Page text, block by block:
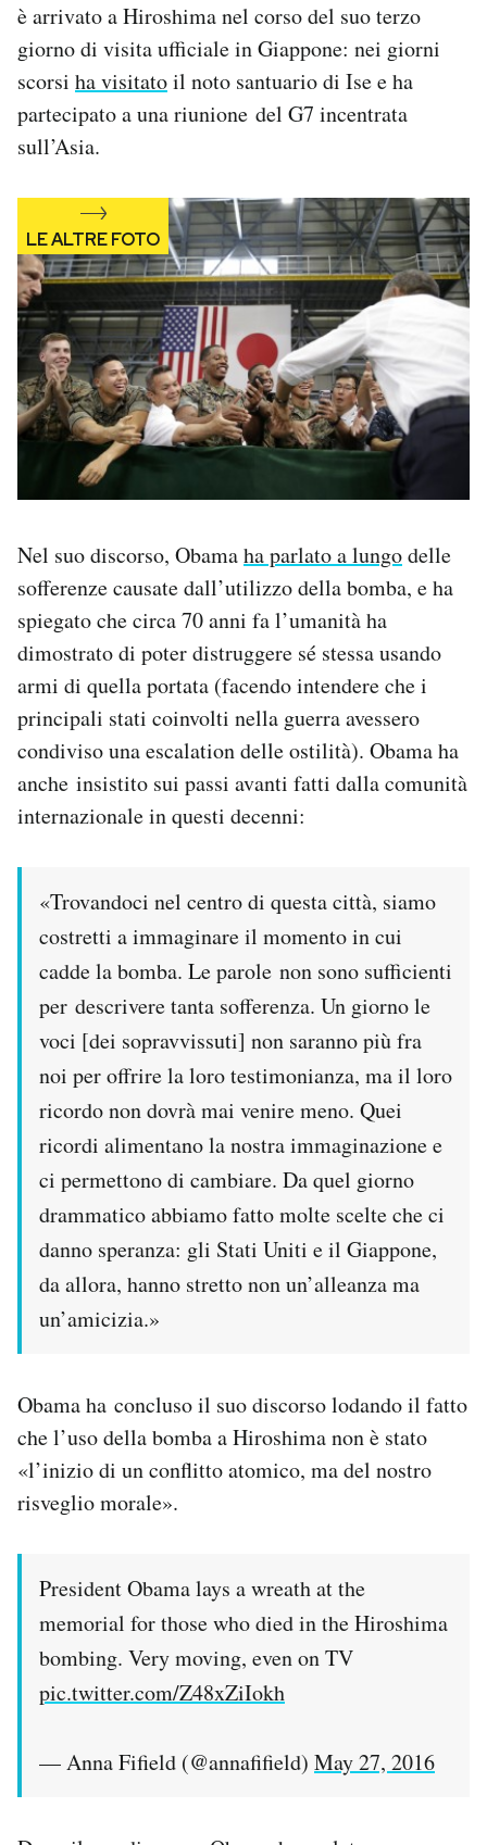
è arrivato a Hiroshima nel corso del suo terzo
giorno di visita ufficiale in Giappone: nei giorni
scorsi ha visitatoil noto santuario di Ise e ha
partecipato a una riunione del G7 incentrata
sull’Asia.
Nel suo discorso, Obamaha parlato a lungodelle
sofferenze causate dall’utilizzo della bomba, e ha
spiegato che circa 70 anni fa l’umanità ha
dimostrato di poter distruggere sé stessa usando
armi di quella portata (facendo intendere che i
principali stati coinvolti nella guerra avessero
condiviso una escalation delle ostilità). Obama ha
anche insistito sui passi avanti fatti dalla comunità
internazionale in questi decenni:
«Trovandoci nel centro di questa città, siamo
costretti a immaginare il momento in cui
cadde la bomba. Le parole non sono sufficienti
per descrivere tanta sofferenza. Un giorno le
voci [dei sopravvissuti] non saranno più fra
noi per offrire la loro testimonianza, ma il loro
ricordo non dovrà mai venire meno. Quei
ricordi alimentano la nostra immaginazione e
ci permettono di cambiare. Da quel giorno
drammatico abbiamo fatto molte scelte che ci
danno speranza: gli Stati Uniti e il Giappone,
da allora, hanno stretto non un’alleanza ma
un’amicizia.»
Obama ha concluso il suo discorso lodando il fatto
che l’uso della bomba a Hiroshima non è stato
«l’inizio di un conflitto atomico, ma del nostro
risveglio morale».
President Obama lays a wreath at the
memorial for those who died in the Hiroshima
bombing. Very moving, even on TV
pic.twitter.com/Z48xZiIokh
— Anna Fifield (@annafifield) May 27, 2016